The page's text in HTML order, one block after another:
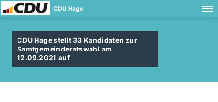
CDU Hage
CDU Hage stellt 33 Kandidaten zur
Samtgemeinderatswahl am
12.09.2021 auf